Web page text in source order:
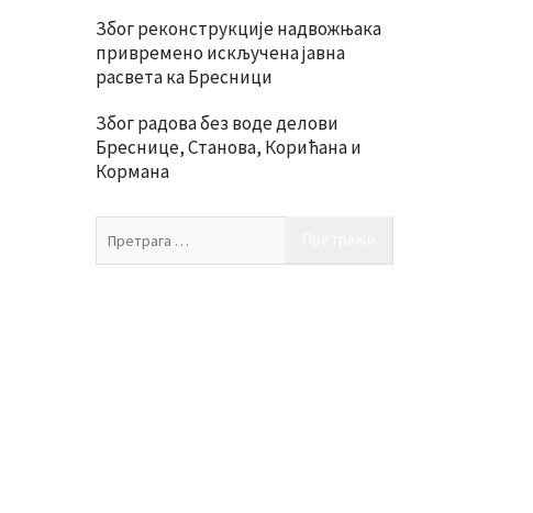
Због реконструкције надвожњака
привремено искључена јавна
расвета ка Бресници
Због радова без воде делови
Бреснице, Станова, Корићана и
Кормана